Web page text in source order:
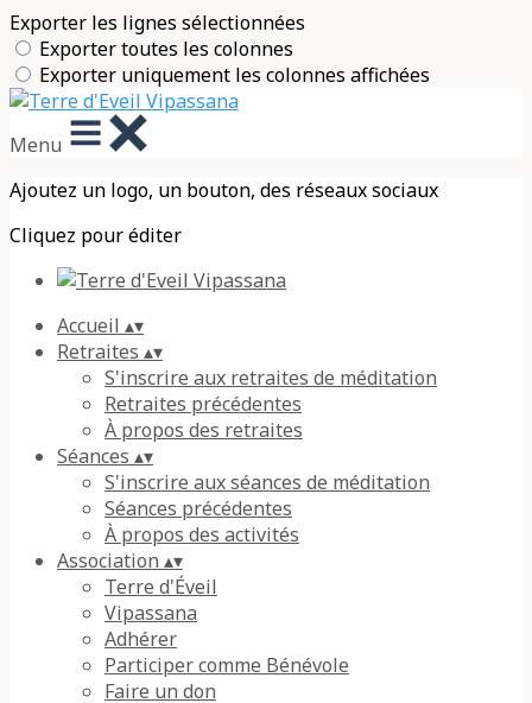
Exporter les lignes sélectionnées
Exporter toutes les colonnes
Exporter uniquement les colonnes affichées
Menu
Ajoutez un logo, un bouton, des réseaux sociaux
Cliquez pour éditer
Accueil ▴▾
Retraites ▴▾
S'inscrire aux retraites de méditation
Retraites précédentes
À propos des retraites
Séances ▴▾
S'inscrire aux séances de méditation
Séances précédentes
À propos des activités
Association ▴▾
Terre d'Éveil
Vipassana
Adhérer
Participer comme Bénévole
Faire un don